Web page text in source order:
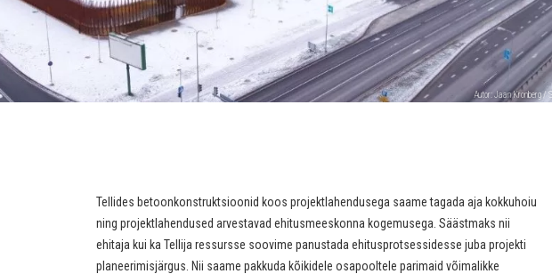
Autor: Jaan Kronberg /
Tellides betoonkonstruktsioonid koos projektlahendusega saame tagada aja kokkuhoiu
ning projektlahendused arvestavad ehitusmeeskonna kogemusega. Säästmaks nii
ehitaja kui ka Tellija ressursse soovime panustada ehitusprotsessidesse juba projekti
planeerimisjärgus. Nii saame pakkuda kõikidele osapooltele parimaid võimalikke